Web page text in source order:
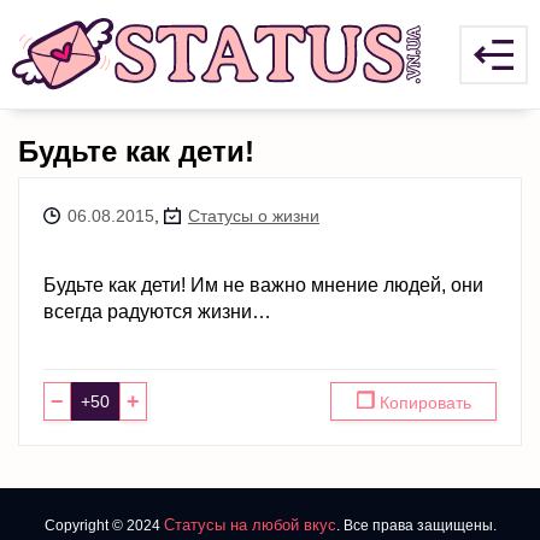
Будьте как дети!
06.08.2015 Статусы о жизни
Будьте как дети! Им не важно мнение людей, они
всегда радуются жизни…
− + ❐ Копировать
Copyright © 2024 Статусы на любой вкус. Все права защищены.